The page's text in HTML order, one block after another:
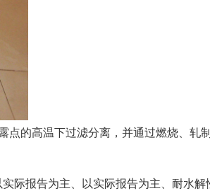
的高温下过滤分离，并通过燃烧、轧
际报告为主、以实际报告为主、耐水解